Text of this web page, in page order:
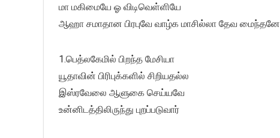
மா மகிமையே ஓ விடிவெள்ளியே
ஆஹா சமாதான பிரபுவே வாழ்க மாசில்லா தேவ மைந்தனே
1.பெத்லகேமில் பிறந்த மேசியா
யூதாவின் பிரிபுக்களில் சிறியதல்ல
இஸ்ரவேலை ஆளுகை செய்யவே
உன்னிடத்திலிருந்து புறப்படுவார்